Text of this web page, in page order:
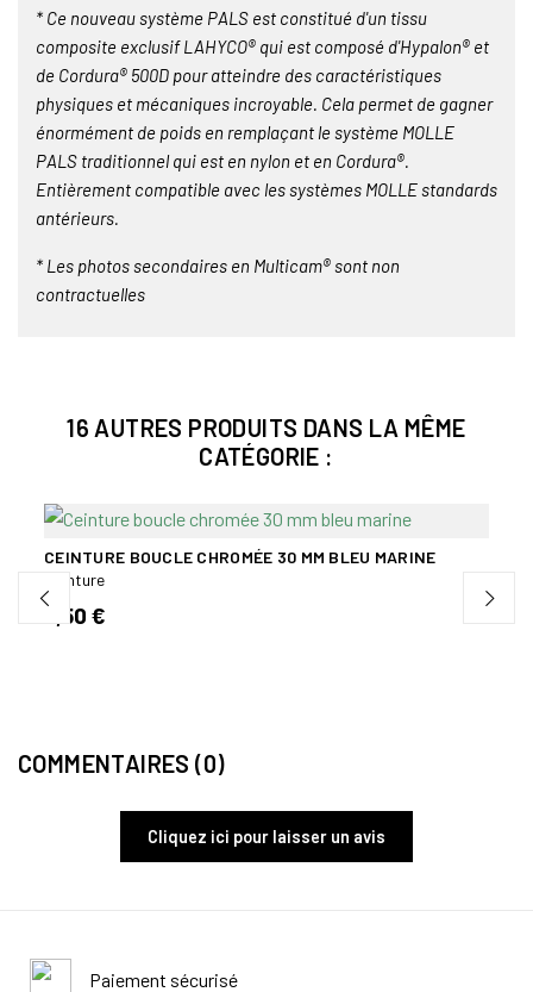
* Ce nouveau système PALS est constitué d'un tissu
composite exclusif LAHYCO® qui est composé d'Hypalon® et
de Cordura® 500D pour atteindre des caractéristiques
physiques et mécaniques incroyable. Cela permet de gagner
énormément de poids en remplaçant le système MOLLE
PALS traditionnel qui est en nylon et en Cordura®.
Entièrement compatible avec les systèmes MOLLE standards
antérieurs.
* Les photos secondaires en Multicam® sont non
contractuelles
16 AUTRES PRODUITS DANS LA MÊME
CATÉGORIE :
CEINTURE BOUCLE CHROMÉE 30 MM BLEU MARINE
Ceinture
5,50 €
COMMENTAIRES (0)
Cliquez ici pour laisser un avis
Paiement sécurisé